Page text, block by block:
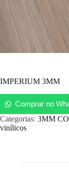
IMPERIUM 3MM
Comprar no
Categorias: 3MM
vinílicos